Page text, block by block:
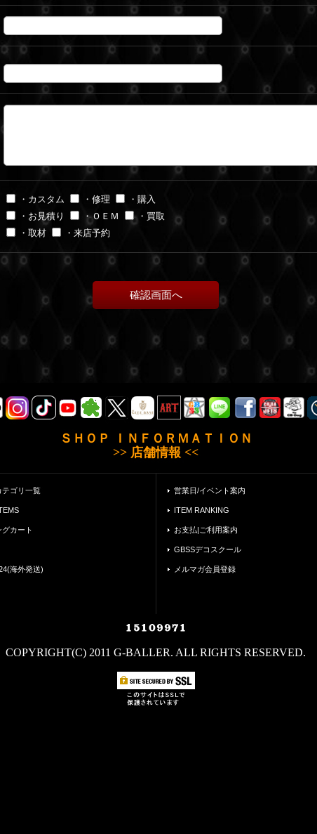
・カスタム ・修理
・購入
・お見積り
・ＯＥＭ
・買取
・取材
・来店予約
ＳＨＯＰ ＩＮＦＯＲＭＡＴＩＯＮ
>> 店舗情報 <<
テゴリ一覧
カート
海外発送)
営業日/イベント案内
ITEM RANKING
お支払|ご利用案内
GBSSデコスクール
メルマガ会員登録
COPYRIGHT(C) 2011 G-BALLER. ALL RIGHTS RESERVED.